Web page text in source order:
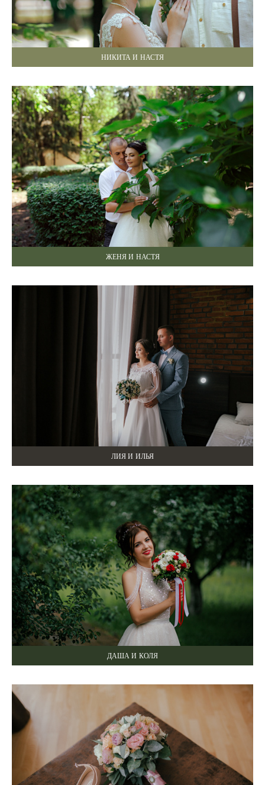
НИКИТА И НАСТЯ
ЖЕНЯ И НАСТЯ
ЛИЯ И ИЛЬЯ
ДАША И КОЛЯ